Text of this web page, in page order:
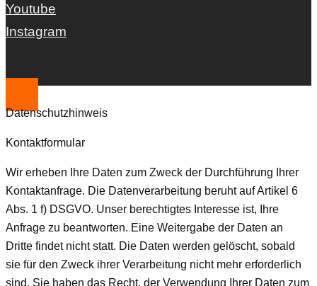
Youtube
Instagram
Datenschutzhinweis
Kontaktformular
Wir erheben Ihre Daten zum Zweck der Durchführung Ihrer
Kontaktanfrage. Die Datenverarbeitung beruht auf Artikel 6
Abs. 1 f) DSGVO. Unser berechtigtes Interesse ist, Ihre
Anfrage zu beantworten. Eine Weitergabe der Daten an
Dritte findet nicht statt. Die Daten werden gelöscht, sobald
sie für den Zweck ihrer Verarbeitung nicht mehr erforderlich
sind. Sie haben das Recht, der Verwendung Ihrer Daten zum